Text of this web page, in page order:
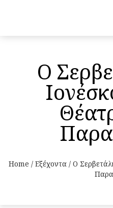
Ο
Home / Εξέχοντα / Ο